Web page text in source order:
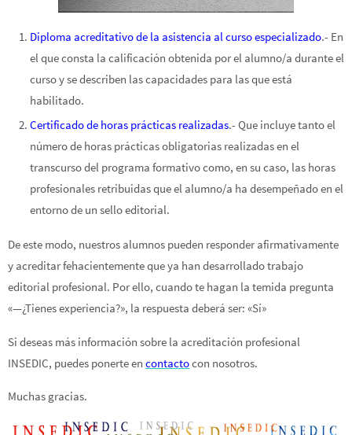
Diploma acreditativo de la asistencia al curso especializado.- En
el que consta la calificación obtenida por el alumno/a durante el
curso y se describen las capacidades para las que está
habilitado.
Certificado de horas prácticas realizadas.- Que incluye tanto el
número de horas prácticas obligatorias realizadas en el
transcurso del programa formativo como, en su caso, las horas
profesionales retribuidas que el alumno/a ha desempeñado en el
entorno de un sello editorial.
De este modo, nuestros alumnos pueden responder afirmativamente
y acreditar fehacientemente que ya han desarrollado trabajo
editorial profesional. Por ello, cuando te hagan la temida pregunta
«—¿Tienes experiencia?», la respuesta deberá ser: «Sí»
Si deseas más información sobre la acreditación profesional
INSEDIC, puedes ponerte en contactocon nosotros.
Muchas gracias.